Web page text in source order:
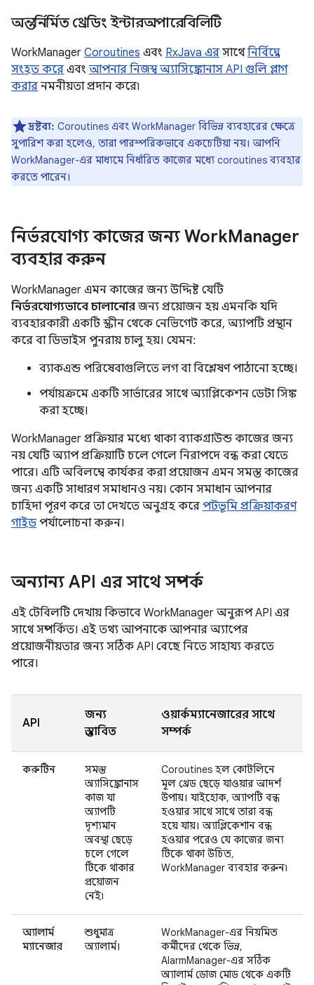
অন্তর্নির্মিত থ্রেডিং ইন্টারঅপারেবিলিটি
WorkManager Coroutines এবং RxJava এর সাথেনির্বিঘ্নে
সংহত করে এবং আপনার নিজস্ব অ্যাসিঙ্ক্রোনাস API গুলি প্লাগ
করার নমনীয়তা প্রদান করে৷
দ্রষ্টব্য: Coroutines এবং WorkManager বিভিন্ন ব্যবহারের ক্ষেত্রে
সুপারিশ করা হলেও, তারা পারস্পরিকভাবে একচেটিয়া নয়। আপনি
WorkManager-এর মাধ্যমে নির্ধারিত কাজের মধ্যে coroutines ব্যবহার
করতে পারেন।
নির্ভরযোগ্য কাজের জন্য WorkManager
ব্যবহার করুন
WorkManager এমন কাজের জন্য উদ্দিষ্ট যেটি
নির্ভরযোগ্যভাবে চালানোর জন্য প্রয়োজন হয় এমনকি যদি
ব্যবহারকারী একটি স্ক্রীন থেকে নেভিগেট করে, অ্যাপটি প্রস্থান
করে বা ডিভাইস পুনরায় চালু হয়। যেমন:
ব্যাকএন্ড পরিষেবাগুলিতে লগ বা বিশ্লেষণ পাঠানো হচ্ছে।
পর্যায়ক্রমে একটি সার্ভারের সাথে অ্যাপ্লিকেশন ডেটা সিঙ্ক
করা হচ্ছে।
WorkManager প্রক্রিয়ার মধ্যে থাকা ব্যাকগ্রাউন্ড কাজের জন্য
নয় যেটি অ্যাপ প্রক্রিয়াটি চলে গেলে নিরাপদে বন্ধ করা যেতে
পারে। এটি অবিলম্বে কার্যকর করা প্রয়োজন এমন সমস্ত কাজের
জন্য একটি সাধারণ সমাধানও নয়। কোন সমাধান আপনার
চাহিদা পূরণ করে তা দেখতে অনুগ্রহ করে পটভূমি প্রক্রিয়াকরণ
গাইড পর্যালোচনা করুন।
অন্যান্য API এর সাথে সম্পর্ক
এই টেবিলটি দেখায় কিভাবে WorkManager অনুরূপ API এর
সাথে সম্পর্কিত। এই তথ্য আপনাকে আপনার অ্যাপের
প্রয়োজনীয়তার জন্য সঠিক API বেছে নিতে সাহায্য করতে
পারে।
API
জন্য
প্রস্তাবিত
ওয়ার্কম্যানেজারের সাথে
সম্পর্ক
করুটিন
সমস্ত
অ্যাসিঙ্ক্রোনাস
কাজ যা
অ্যাপটি
দৃশ্যমান
অবস্থা ছেড়ে
চলে গেলে
টিকে থাকার
প্রয়োজন
নেই৷
Coroutines হল কোটলিনে
মূল থ্রেড ছেড়ে যাওয়ার আদর্শ
উপায়। যাইহোক, অ্যাপটি বন্ধ
হওয়ার সাথে সাথে তারা বন্ধ
হয়ে যায়। অ্যাপ্লিকেশান বন্ধ
হওয়ার পরেও যে কাজের জন্য
টিকে থাকা উচিত,
WorkManager ব্যবহার করুন৷
অ্যালার্ম
ম্যানেজার
শুধুমাত্র
অ্যালার্ম।
WorkManager-এর নিয়মিত
কর্মীদের থেকে ভিন্ন,
AlarmManager-এর সঠিক
অ্যালার্ম ডোজ মোড থেকে একটি